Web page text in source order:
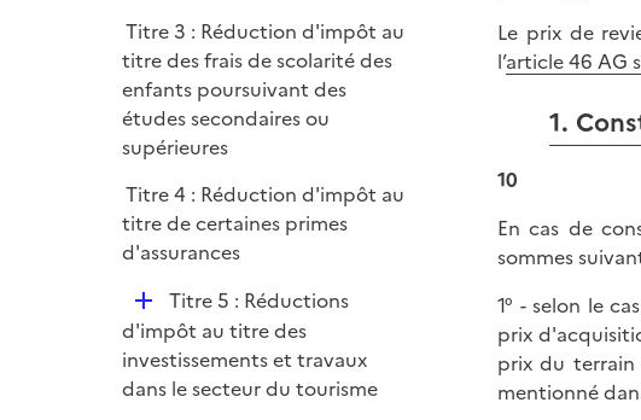
Titre 3 : Réduction d'impôt au
titre des frais de scolarité des
enfants poursuivant des
études secondaires ou
supérieures
Titre 4 : Réduction d'impôt au
titre de certaines primes
d'assurances
D
é
p
l
Titre 5 : Réductions
d'impôt au titre des
investissements et travaux
dans le secteur du tourisme
Le prix de
l’article 46 AG
1.
10
En cas de
sommes
1° - selon le
prix
prix du terrain
mentionné